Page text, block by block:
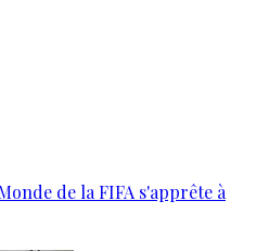
de la FIFA s'apprête à